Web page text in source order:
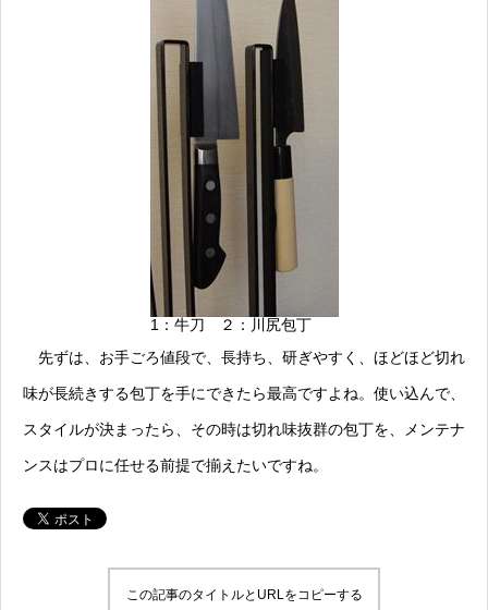
1：牛刀 ２：川尻包丁
先ずは、お手ごろ値段で、長持ち、研ぎやすく、ほどほど切れ
味が長続きする包丁を手にできたら最高ですよね。使い込んで、
スタイルが決まったら、その時は切れ味抜群の包丁を、メンテナ
ンスはプロに任せる前提で揃えたいですね。
この記事のタイトルとURLをコピーする